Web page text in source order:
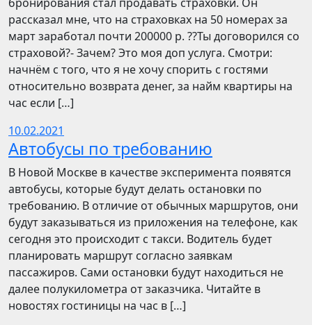
рассказал мне, что на страховках на 50 номерах за
март заработал почти 200000 р. ??Ты договорился со
страховой?- Зачем? Это моя доп услуга. Смотри:
начнём с того, что я не хочу спорить с гостями
относительно возврата денег, за найм квартиры на
час если […]
10.02.2021
Автобусы по требованию
В Новой Москве в качестве эксперимента появятся
автобусы, которые будут делать остановки по
требованию. В отличие от обычных маршрутов, они
будут заказываться из приложения на телефоне, как
сегодня это происходит с такси. Водитель будет
планировать маршрут согласно заявкам
пассажиров. Сами остановки будут находиться не
далее полукилометра от заказчика. Читайте в
новостях гостиницы на час в […]